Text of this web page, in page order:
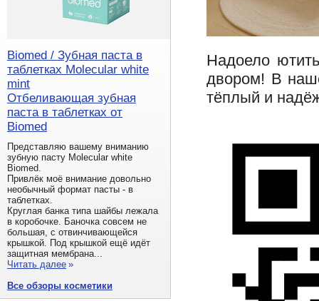
Надоело
двором! В
тёплый и
Biomed / Зубная паста в
таблетках Molecular white
mint
Отбеливающая зубная
паста в таблетках от
Biomed
Представляю вашему вниманию
зубную пасту Molecular white
Biomed.
Привлёк моё внимание довольно
необычный формат пасты - в
таблетках.
Круглая банка типа шайбы лежала
в коробочке. Баночка совсем не
большая, с отвинчивающейся
крышкой. Под крышкой ещё идёт
защитная мембрана...
Читать далее »
Все обзоры косметики